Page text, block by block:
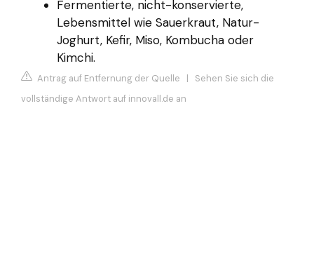
Fermentierte, nicht-konservierte,
Lebensmittel wie Sauerkraut, Natur-
Joghurt, Kefir, Miso, Kombucha oder
Kimchi.
Antrag auf Entfernung der Quelle | Sehen Sie sich die
vollständige Antwort auf innovall.de an